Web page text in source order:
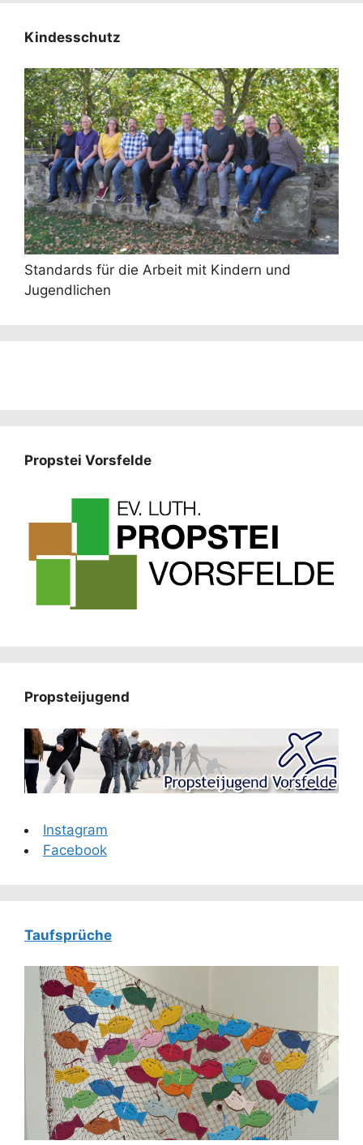
Kindesschutz
Standards für die Arbeit mit Kindern und
Jugendlichen
Propstei Vorsfelde
Propsteijugend
Instagram
Facebook
Taufsprüche